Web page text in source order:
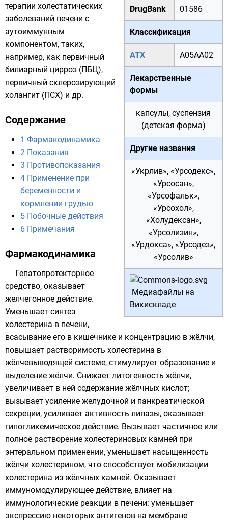
DrugBank 01586
Классификация
АТХ A05AA02
Лекарственные
формы
капсулы, суспензия
(детская форма)
Другие названия
«Укрлив», «Урсодекс»,
«Урсосан»,
«Урсофальк»,
«Урсохол»,
«Холудексан»,
«Урсолизин»,
«Урдокса», «Урсодез»,
«Урсолив»
Медиафайлы на
Викискладе
терапии холестатических
заболеваний печени с
аутоиммунным
компонентом, таких,
например, как первичный
билиарный цирроз (ПБЦ),
первичный склерозирующий
холангит (ПСХ) и др.
Содержание
1 Фармакодинамика
2 Показания
3 Противопоказания
4 Применение при
беременности и
кормлении грудью
5 Побочные действия
6 Примечания
Фармакодинамика
Гепатопротекторное
средство, оказывает
желчегонное действие.
Уменьшает синтез
холестерина в печени,
всасывание его в кишечнике и концентрацию в жёлчи,
повышает растворимость холестерина в
жёлчевыводящей системе, стимулирует образование и
выделение жёлчи. Снижает литогенность жёлчи,
увеличивает в ней содержание жёлчных кислот;
вызывает усиление желудочной и панкреатической
секреции, усиливает активность липазы, оказывает
гипогликемическое действие. Вызывает частичное или
полное растворение холестериновых камней при
энтеральном применении, уменьшает насыщенность
жёлчи холестерином, что способствует мобилизации
холестерина из жёлчных камней. Оказывает
иммуномодулирующее действие, влияет на
иммунологические реакции в печени: уменьшает
экспрессию некоторых антигенов на мембране